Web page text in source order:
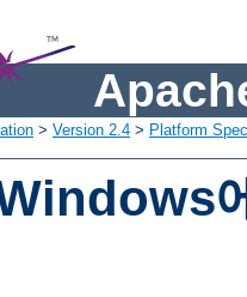
> Version 2.4 > Platform